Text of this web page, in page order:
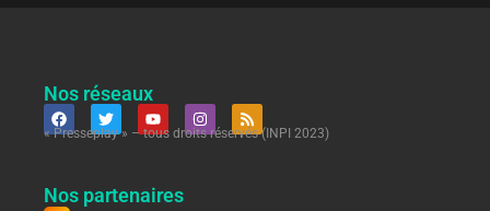
Nos réseaux
« Presseplay » – tous droits réservés (INPI 2023)
Nos partenaires